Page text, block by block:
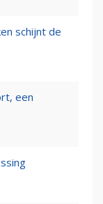
schijnt de
een